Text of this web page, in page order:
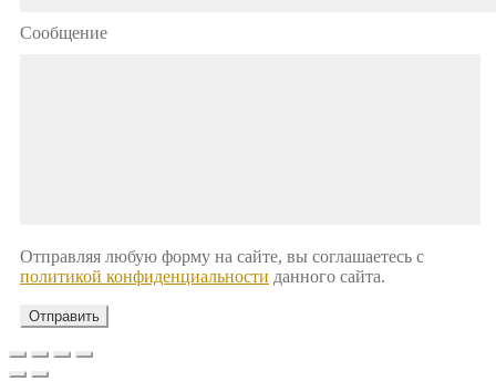
Сообщение
Отправляя любую форму на сайте, вы соглашаетесь с
политикой конфиденциальности данного сайта.